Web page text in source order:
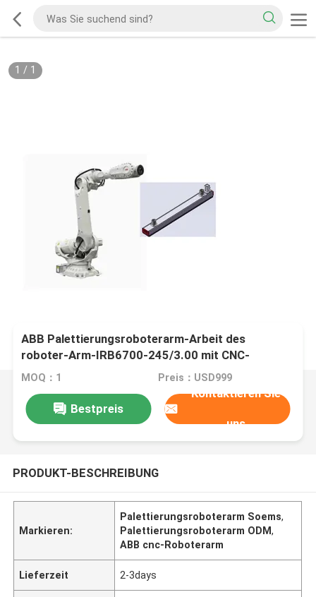
1 / 1
ABB Palettierungsroboterarm-Arbeit des
roboter-Arm-IRB6700-245/3.00 mit CNC-
Maschine
MOQ：1 Preis：USD999
Bestpreis
Kontaktieren Sie
uns
PRODUKT-BESCHREIBUNG
Markieren:
Palettierungsroboterarm Soems,
Palettierungsroboterarm ODM,
ABB cnc-Roboterarm
Lieferzeit 2-3days